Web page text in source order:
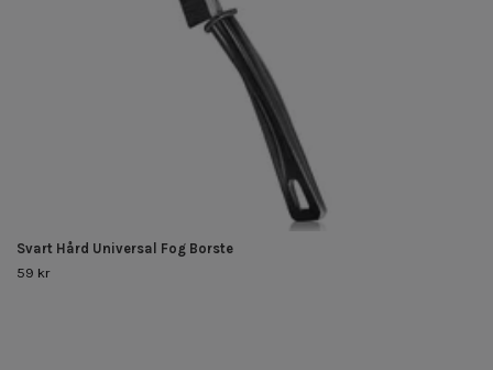
Svart Hård Universal Fog Borste
59 kr